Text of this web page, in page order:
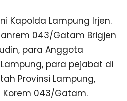
Kapolda Lampung Irjen.
043/Gatam Brigjen
para Anggota
para pejabat di
Provinsi Lampung,
Korem 043/Gatam.